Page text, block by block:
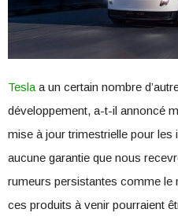
Tesla a un certain nombre
développement, a-t-il annoncé
mise à jour trimestrielle pour les
aucune garantie que nous
rumeurs persistantes comme le
ces produits à venir pourraient